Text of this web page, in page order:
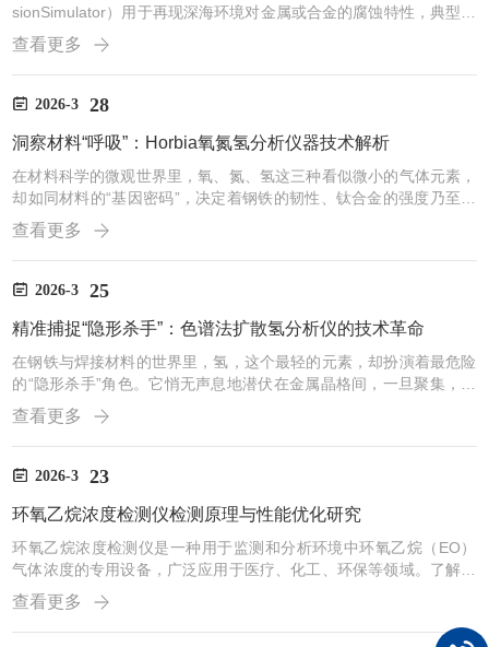
sionSimulator）用于再现深海环境对金属或合金的腐蚀特性，典型条
件包括：高压：可模拟数百至数千米水深（压力可达几十MPa）低
温：深海温度一般为2–4℃，试验釜可调控低温高盐度和离子组成：
模拟海水化学特性（Cl⁻、SO₄²⁻、Mg²⁺、Ca²⁺等）溶解氧控制：可模
拟氧含量低的环境流体流速：部分试验需模拟海流流速以影响腐蚀速
评估。二、关键参...
查看更多
2026-3 28
洞察材料“呼吸”：Horbia氧氮氢分析仪器技术解析
在材料科学的微观世界里，氧、氮、氢这三种看似微小的气体元素，
却如同材料的“基因密码”，决定着钢铁的韧性、钛合金的强度乃至半
导体芯片的纯净度。它们是材料性能的“隐形舵手”，也是质量控制中
最难捕捉的“幽灵”。面对这一挑战，Horbia氧氮氢分析仪器应运而
生，它凭借惰性气体熔融技术与高频脉冲加热的结合，如同一位技艺
良好的“炼金术士”，在数千度的高温下精准剥离并量化这些决定材料
石。一、核心原理：惰性气体熔融下的“元素转化术”H...
查看更多
2026-3 25
精准捕捉“隐形杀手”：色谱法扩散氢分析仪的技术革命
在钢铁与焊接材料的世界里，氢，这个最轻的元素，却扮演着最危险
的“隐形杀手”角色。它悄无声息地潜伏在金属晶格间，一旦聚集，便
会引发氢致延迟断裂，导致桥梁垮塌、压力容器爆裂等灾难性事故。
传统的甘油法耗时漫长、水银法剧毒难控，而色谱法扩散氢分析仪的
出现，如同给材料安全装上了一双“火眼金睛”，以气相色谱技术为核
心，实现了对扩散氢的快速、精准、无损测定，革新了材料氢脆风险
散氢分析仪的测定过程，是一场精密的物理化学接力赛，主...
查看更多
2026-3 23
环氧乙烷浓度检测仪检测原理与性能优化研究
环氧乙烷浓度检测仪是一种用于监测和分析环境中环氧乙烷（EO）
气体浓度的专用设备，广泛应用于医疗、化工、环保等领域。了解其
检测原理及性能优化是确保检测准确性和可靠性的关键。以下是对环
氧乙烷浓度检测仪的检测原理及性能优化的研究。一、检测原理环氧
乙烷浓度检测仪的主要检测原理包括以下几种：气相色谱法(GC)原
查看更多